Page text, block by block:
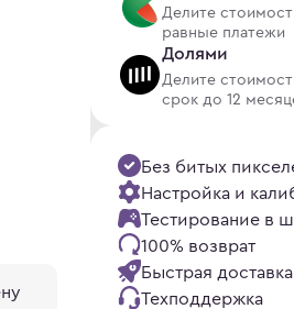
Делите
равные платежи
Долями
Делите
срок до 12
Без битых
Настройка и
Тестирование в
100% возврат
Быстрая доставка
Техподдержка